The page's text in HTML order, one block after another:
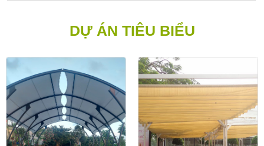
DỰ ÁN TIÊU BIỂU